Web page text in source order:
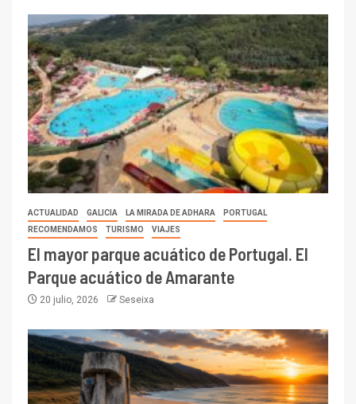
ACTUALIDAD GALICIA LA MIRADA DE ADHARA
PORTUGAL
RECOMENDAMOS
TURISMO VIAJES
El mayor parque acuático de Portugal. El
Parque acuático de Amarante
20 julio, 2026 Seseixa